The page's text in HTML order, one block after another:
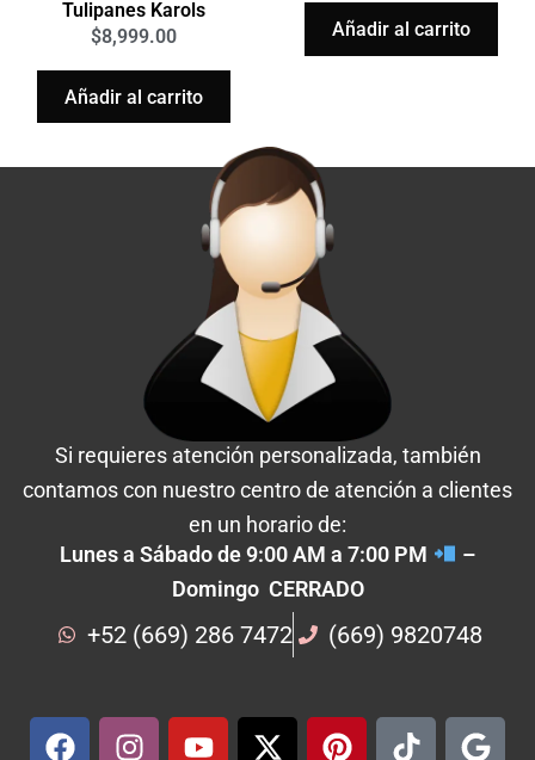
Tulipanes Karols
$8,999.00
Añadir al carrito
Añadir al carrito
Si requieres atención personalizada, también
contamos con nuestro centro de atención a clientes
en un horario de:
Lunes a Sábado de 9:00 AM a 7:00 PM
–
Domingo CERRADO
+52 (669) 286 7472 (669) 9820748